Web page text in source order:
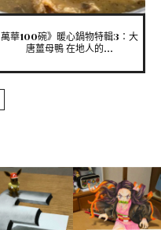
萬華100碗》暖心鍋物特輯3：大
唐薑母鴨 在地人的...